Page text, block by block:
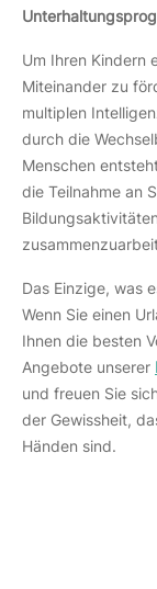
Um Ihren Kindern
Miteinander zu
multiplen
durch die
Menschen
die Teilnahme an
Das Einzige, was
Wenn Sie einen
Ihnen die besten
Angebote unserer
und freuen Sie
der Gewissheit,
Händen sind.